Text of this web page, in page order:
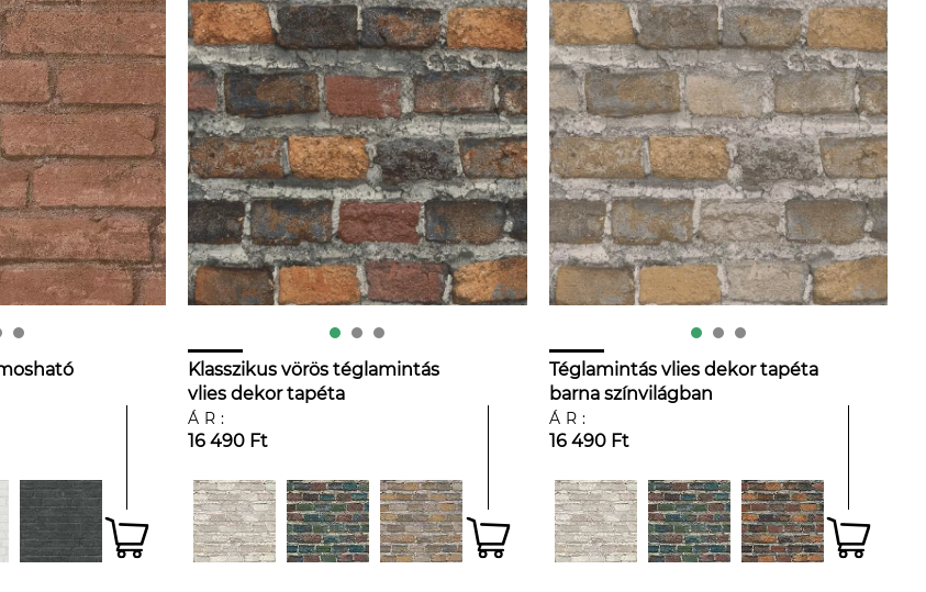
Klasszikus vörös téglamintás
vlies dekor tapéta
ÁR:
16 490 Ft
Téglamintás vlies dekor tapéta
barna színvilágban
ÁR:
16 490 Ft